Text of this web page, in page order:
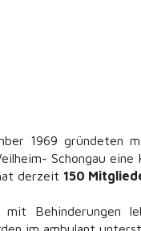
1969 gründeten
Schongau eine
derzeit 150
mit Behinderungen